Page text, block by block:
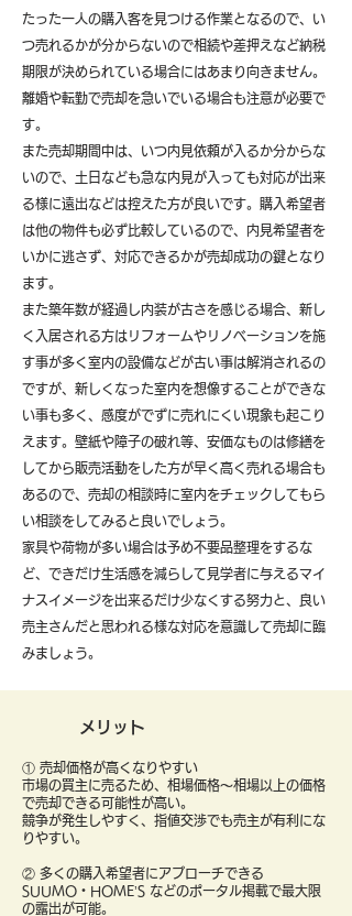
たった一人の購入客を見つける作業となるので、い
つ売れるかが分からないので相続や差押えなど納税
期限が決められている場合にはあまり向きません。
離婚や転勤で売却を急いでいる場合も注意が必要で
す。
また売却期間中は、いつ内見依頼が入るか分からな
いので、土日なども急な内見が入っても対応が出来
る様に遠出などは控えた方が良いです。購入希望者
は他の物件も必ず比較しているので、内見希望者を
いかに逃さず、対応できるかが売却成功の鍵となり
ます。
また築年数が経過し内装が古さを感じる場合、新し
く入居される方はリフォームやリノベーションを施
す事が多く室内の設備などが古い事は解消されるの
ですが、新しくなった室内を想像することができな
い事も多く、感度がでずに売れにくい現象も起こり
えます。壁紙や障子の破れ等、安価なものは修繕を
してから販売活動をした方が早く高く売れる場合も
あるので、売却の相談時に室内をチェックしてもら
い相談をしてみると良いでしょう。
​家具や荷物が多い場合は予め不要品整理をするな
ど、できだけ生活感を減らして見学者に与えるマイ
ナスイメージを出来るだけ少なくする努力と、良い
売主さんだと思われる様な対応を意識して売却に臨
みましょう。
メリット
① 売却価格が高くなりやすい
市場の買主に売るため、相場価格〜相場以上の価格
で売却できる可能性が高い。
競争が発生しやすく、指値交渉でも売主が有利にな
りやすい。
② 多くの購入希望者にアプローチできる
SUUMO・HOME’S などのポータル掲載で最大限
の露出が可能。